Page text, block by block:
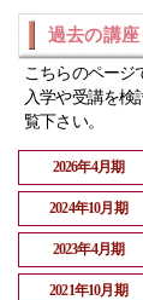
過去の講座
こちらのページ
入学や受講を検
覧下さい。
2026年4月期
2024年10月期
2023年4月期
2021年10月期